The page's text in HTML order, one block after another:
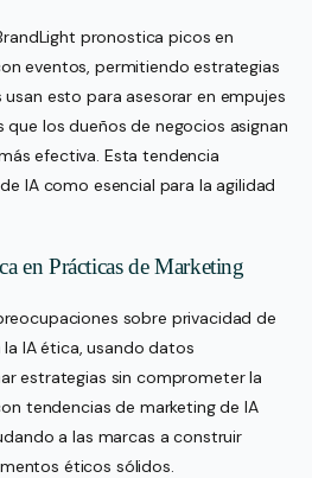
pronostica picos en
eventos, permitiendo estrategias
esto para asesorar en empujes
que los dueños de negocios asignan
efectiva. Esta tendencia
IA como esencial para la agilidad
en Prácticas de Marketing
sobre privacidad de
IA ética, usando datos
estrategias sin comprometer la
tendencias de marketing de IA
a las marcas a construir
éticos sólidos.